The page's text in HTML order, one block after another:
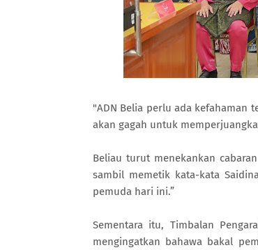
"ADN Belia perlu ada kefahaman
akan gagah untuk
Beliau turut menekankan
sambil memetik kata-kata
pemuda hari ini.”
Sementara itu, Timbalan
mengingatkan bahawa bakal